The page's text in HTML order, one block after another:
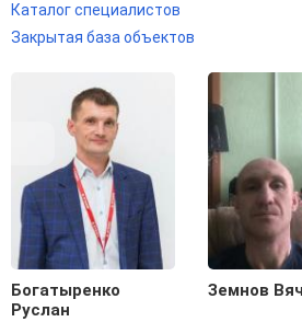
Каталог специалистов
Закрытая база объектов
Богатыренко
Руслан
Земнов